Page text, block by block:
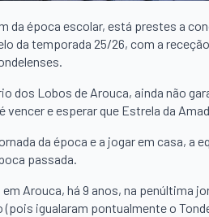
da época escolar, está prestes a
da temporada 25/26, com a
dos Lobos de Arouca, ainda não
e esperar que Estrela da
da época e a jogar em casa, a
passada.
Arouca, há 9 anos, na penúltima
(pois igualaram pontualmente o